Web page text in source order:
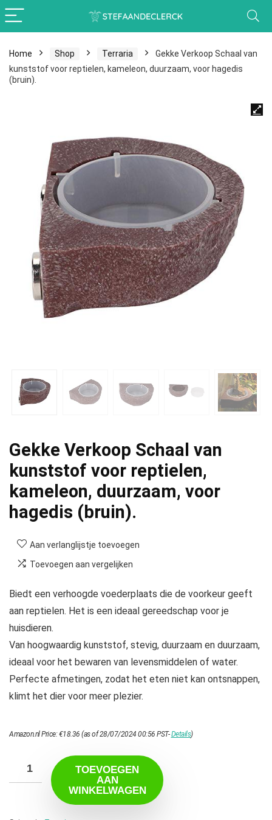
Home Shop Terraria
Gekke Verkoop Schaal van
kunststof voor reptielen, kameleon, duurzaam, voor hagedis
(bruin).
Gekke Verkoop Schaal van
kunststof voor reptielen,
kameleon, duurzaam, voor
hagedis (bruin).
Aan verlanglijstje toevoegen
Toevoegen aan vergelijken
Biedt een verhoogde voederplaats die de voorkeur geeft
aan reptielen. Het is een ideaal gereedschap voor je
huisdieren.
Van hoogwaardig kunststof, stevig, duurzaam en duurzaam,
ideaal voor het bewaren van levensmiddelen of water.
Perfecte afmetingen, zodat het eten niet kan ontsnappen,
klimt het dier voor meer plezier.
Amazon.nl Price:€18.36 (as of 28/07/2024 00:56 PST-Details)
TOEVOEGEN
AAN
WINKELWAGEN